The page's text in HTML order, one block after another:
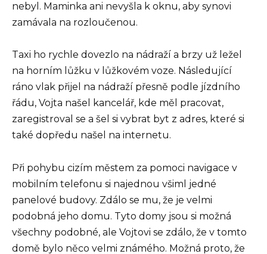
nebyl. Maminka ani nevyšla k oknu, aby synovi
zamávala na rozloučenou.
Taxi ho rychle dovezlo na nádraží a brzy už ležel
na horním lůžku v lůžkovém voze. Následující
ráno vlak přijel na nádraží přesně podle jízdního
řádu, Vojta našel kancelář, kde měl pracovat,
zaregistroval se a šel si vybrat byt z adres, které si
také dopředu našel na internetu.
Při pohybu cizím městem za pomoci navigace v
mobilním telefonu si najednou všiml jedné
panelové budovy. Zdálo se mu, že je velmi
podobná jeho domu. Tyto domy jsou si možná
všechny podobné, ale Vojtovi se zdálo, že v tomto
domě bylo něco velmi známého. Možná proto, že